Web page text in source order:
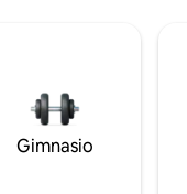
Gimnasio